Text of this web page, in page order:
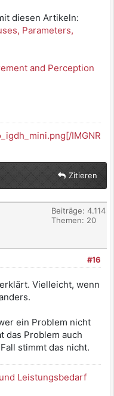
diesen Artikeln:
Parameters,
and Perception
IMGNR
Zitieren
Beiträge: 4.114
Themen: 20
#16
Vielleicht, wenn
ein Problem nicht
das Problem auch
stimmt das nicht.
Leistungsbedarf